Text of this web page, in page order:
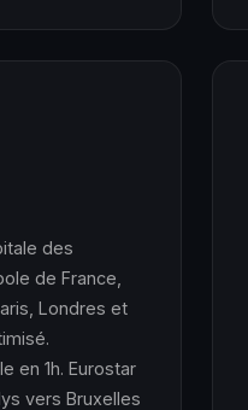
des
de France,
Londres et
en 1h. Eurostar
vers Bruxelles